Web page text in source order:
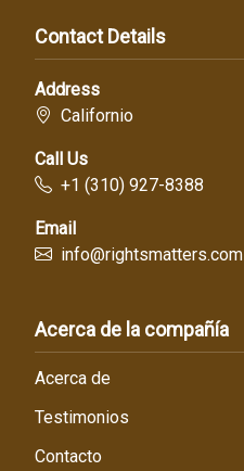
Contact Details
Address
Californio
Call Us
+1 (310) 927-8388
Email
info@rightsmatters.com
Acerca de la compañía
Acerca de
Testimonios
Contacto